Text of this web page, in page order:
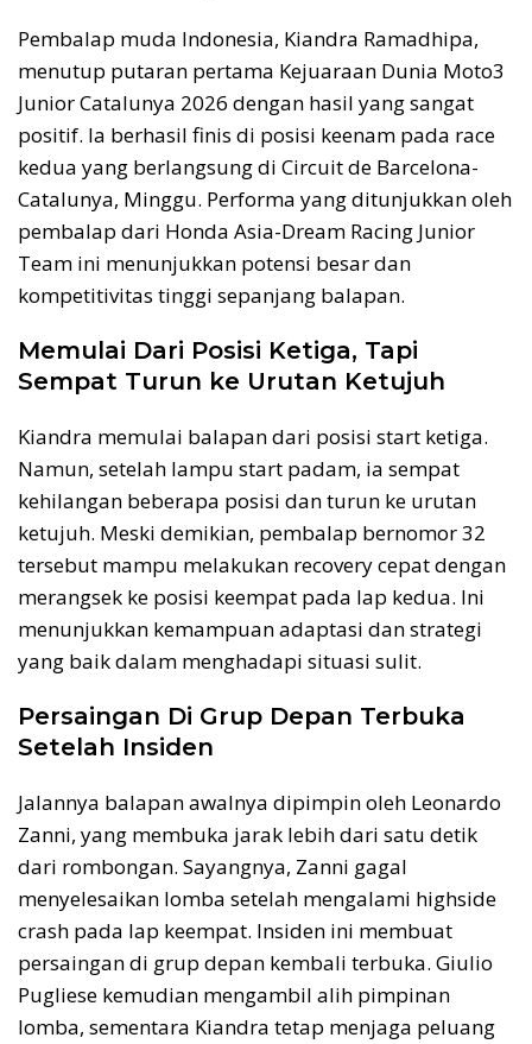
Pembalap muda Indonesia, Kiandra Ramadhipa,
menutup putaran pertama Kejuaraan Dunia Moto3
Junior Catalunya 2026 dengan hasil yang sangat
positif. Ia berhasil finis di posisi keenam pada race
kedua yang berlangsung di Circuit de Barcelona-
Catalunya, Minggu. Performa yang ditunjukkan oleh
pembalap dari Honda Asia-Dream Racing Junior
Team ini menunjukkan potensi besar dan
kompetitivitas tinggi sepanjang balapan.
Memulai Dari Posisi Ketiga, Tapi
Sempat Turun ke Urutan Ketujuh
Kiandra memulai balapan dari posisi start ketiga.
Namun, setelah lampu start padam, ia sempat
kehilangan beberapa posisi dan turun ke urutan
ketujuh. Meski demikian, pembalap bernomor 32
tersebut mampu melakukan recovery cepat dengan
merangsek ke posisi keempat pada lap kedua. Ini
menunjukkan kemampuan adaptasi dan strategi
yang baik dalam menghadapi situasi sulit.
Persaingan Di Grup Depan Terbuka
Setelah Insiden
Jalannya balapan awalnya dipimpin oleh Leonardo
Zanni, yang membuka jarak lebih dari satu detik
dari rombongan. Sayangnya, Zanni gagal
menyelesaikan lomba setelah mengalami highside
crash pada lap keempat. Insiden ini membuat
persaingan di grup depan kembali terbuka. Giulio
Pugliese kemudian mengambil alih pimpinan
lomba, sementara Kiandra tetap menjaga peluang